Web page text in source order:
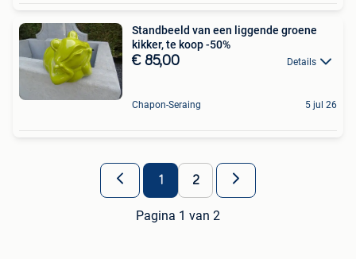
Standbeeld van een liggende groene
kikker, te koop -50%
€ 85,00 Details
Chapon-Seraing 5 jul 26
1 2
Pagina 1 van 2